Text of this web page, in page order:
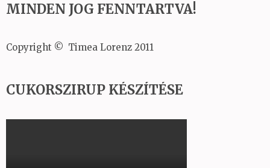
MINDEN JOG FENNTARTVA!
Copyright © Timea Lorenz 2011
CUKORSZIRUP KÉSZÍTÉSE